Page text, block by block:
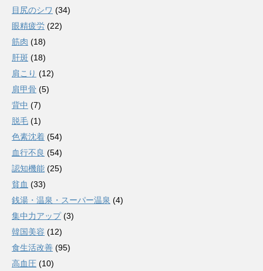
目尻のシワ (34)
眼精疲労 (22)
筋肉 (18)
肝斑 (18)
肩こり (12)
肩甲骨 (5)
背中 (7)
脱毛 (1)
色素沈着 (54)
血行不良 (54)
認知機能 (25)
貧血 (33)
銭湯・温泉・スーパー温泉 (4)
集中力アップ(3)
韓国美容 (12)
食生活改善 (95)
高血圧 (10)